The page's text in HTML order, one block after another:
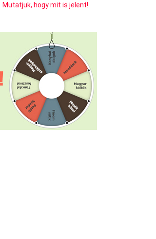
Mutatjuk, hogy mit is jelent!